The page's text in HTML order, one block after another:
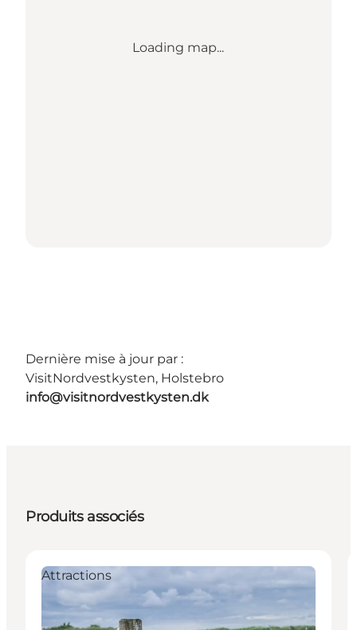
Loading map...
Dernière mise à jour par :
VisitNordvestkysten, Holstebro
info@visitnordvestkysten.dk
Produits associés
Attractions